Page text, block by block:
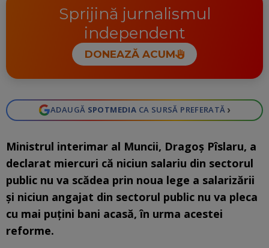
Sprijină jurnalismul
independent
DONEAZĂ ACUM
ADAUGĂ SPOTMEDIA CA SURSĂ PREFERATĂ ›
Ministrul interimar al Muncii, Dragoş Pîslaru, a
declarat miercuri că niciun salariu din sectorul
public nu va scădea prin noua lege a salarizării
şi niciun angajat din sectorul public nu va pleca
cu mai puţini bani acasă, în urma acestei
reforme.